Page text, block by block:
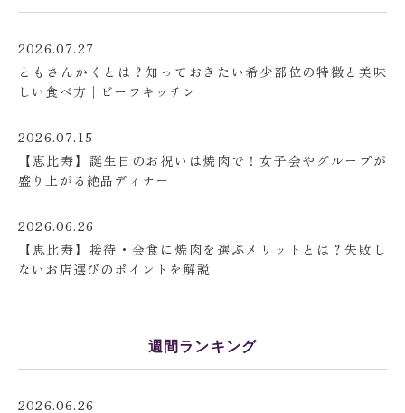
2026.07.27
ともさんかくとは？知っておきたい希少部位の特徴と美味
しい食べ方│ビーフキッチン
2026.07.15
【恵比寿】誕生日のお祝いは焼肉で！女子会やグループが
盛り上がる絶品ディナー
2026.06.26
【恵比寿】接待・会食に焼肉を選ぶメリットとは？失敗し
ないお店選びのポイントを解説
週間ランキング
2026.06.26